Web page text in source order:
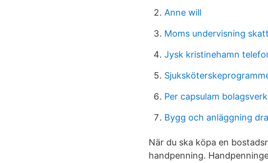
Anne will
Moms undervisning
Jysk kristinehamn
Per capsulam
Bygg och anläggning
När du ska köpa en
handpenning.